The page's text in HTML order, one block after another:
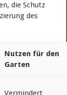
die Schutz
des
Nutzen für den
Garten
Vermindert